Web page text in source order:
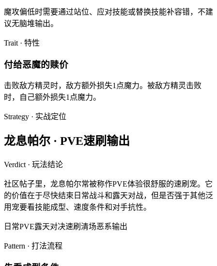
魔攻偏低时需要通过站位、应对技能或替换技能补容错，不建
议无脑堆输出。
Trait · 特性
付给恶魔的赎价
击败敌方精灵时，敌方额外损失1点魔力。被敌方精灵击败
时，自己额外损失1点魔力。
Strategy · 实战定位
龙息帕尔 · PVE速刷输出
Verdict · 玩法结论
社区帖子里，龙息帕尔常被称作PVE体验很舒服的速刷宠。它
的价值在于尽快结束日常战斗和露天对战，但是否强于其他泛
用宠要看技能成型、速度条件和对手抗性。
日常PVE露天对决速刷清场恶系输出
Pattern · 打法流程